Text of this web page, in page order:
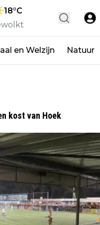
18°C
en Welzijn Natuur
kost van Hoek